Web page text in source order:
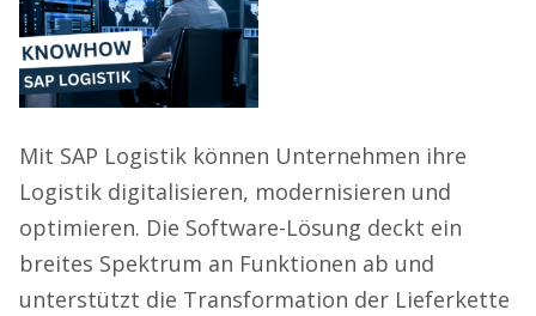
Mit SAP Logistik können Unternehmen ihre
Logistik digitalisieren, modernisieren und
optimieren. Die Software-Lösung deckt ein
breites Spektrum an Funktionen ab und
unterstützt die Transformation der Lieferkette